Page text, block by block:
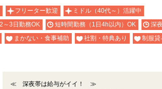
フリーター歓迎
ミドル（40代～）活躍中
～3日勤務OK 短時間勤務（1日4h以内）OK
深
まかない・食事補助 社割・特典あり
制服貸
≪ 深夜帯は給与がイイ！ ≫